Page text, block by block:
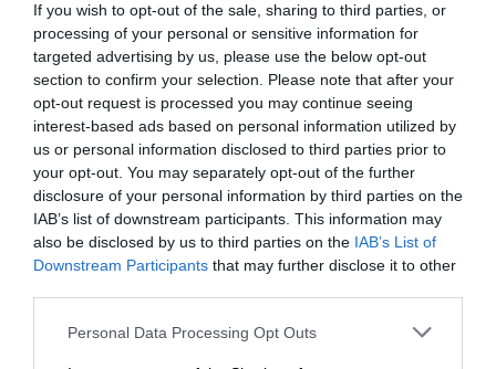
If you wish to opt-out of the sale, sharing to third parties, or
processing of your personal or sensitive information for
targeted advertising by us, please use the below opt-out
section to confirm your selection. Please note that after your
opt-out request is processed you may continue seeing
interest-based ads based on personal information utilized by
us or personal information disclosed to third parties prior to
your opt-out. You may separately opt-out of the further
disclosure of your personal information by third parties on the
IAB’s list of downstream participants. This information may
also be disclosed by us to third parties on the IAB’s List of
Downstream Participants that may further disclose it to other
Personal Data Processing Opt Outs
Nazwa
kontrolera
pamięci
masowej:
Dell PERC H745
Napęd optyczny
Typ: Bez napędu optycznego
Monitor
Typ monitora: Brak